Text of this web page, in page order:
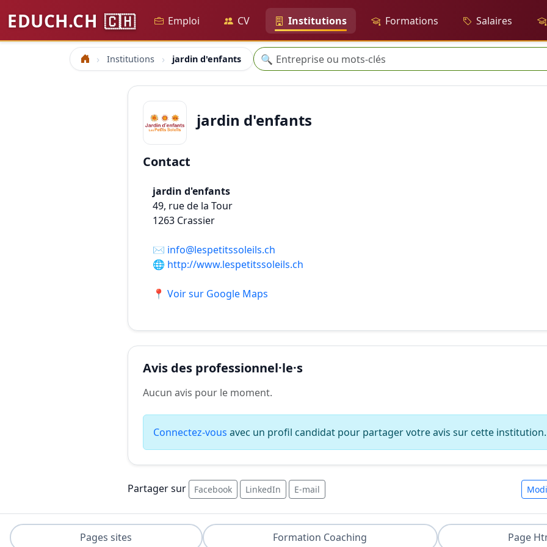
EDUCH.CH 🇨🇭 Emploi CV Institutions Formations Salaires
Accueil Institutions jardin d'enfants Recherche
🔍
jardin d'enfants
Contact
jardin d'enfants
49, rue de la Tour
1263 Crassier
✉️ info@lespetitssoleils.ch
🌐 http://www.lespetitssoleils.ch
📍 Voir sur Google Maps
Avis des professionnel·le·s
Aucun avis pour le moment.
Connectez-vous avec un profil candidat pour partager votre avis sur cette institution.
Partager sur Facebook LinkedIn E-mail
Pages sites Formation Coaching Page